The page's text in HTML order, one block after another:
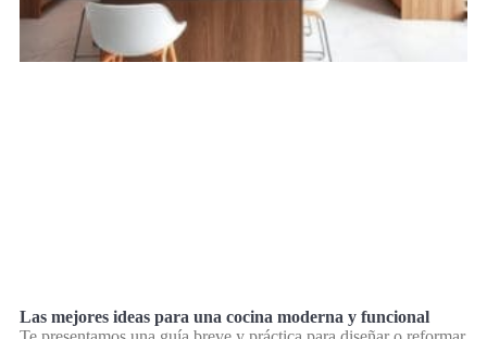
Las mejores ideas para una cocina moderna y funcional